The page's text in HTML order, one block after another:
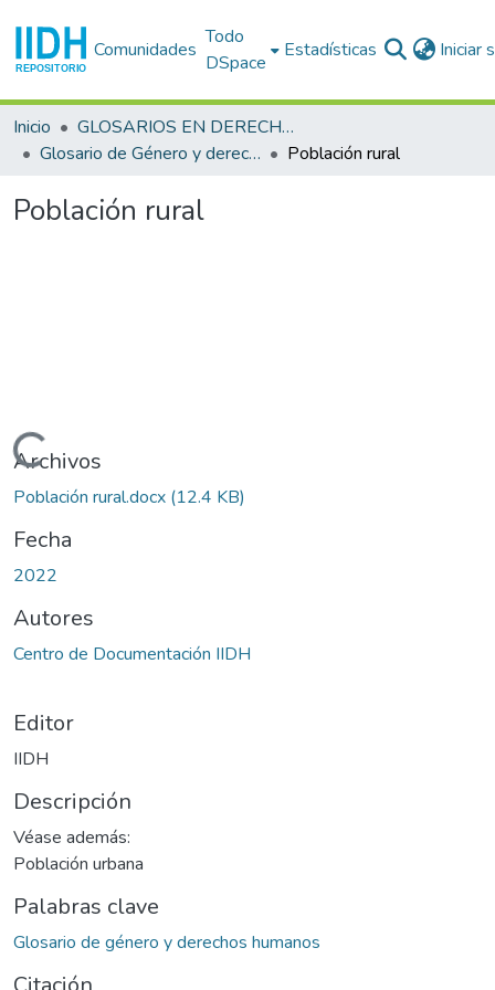
Comunidades
Todo
DSpace
Estadísticas Iniciar
Inicio
GLOSARIOS EN DERECHOS HUMANOS
Glosario de Género y derechos humanos
Población rural
Población rural
Cargando...
Archivos
Población rural.docx (12.4 KB)
Fecha
2022
Autores
Centro de Documentación IIDH
Editor
IIDH
Descripción
Véase además:
Población urbana
Palabras clave
Glosario de género y derechos humanos